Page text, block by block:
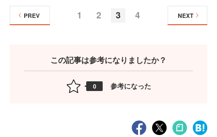
1 2 3 4
PREV NEXT
この記事は参考になりましたか？
0 参考になった